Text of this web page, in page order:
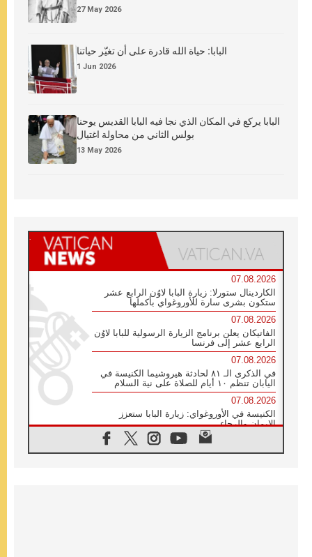
27 May 2026
البابا: حياة الله قادرة على أن تغيّر حياتنا
1 Jun 2026
البابا يركع في المكان الذي نجا فيه البابا القديس يوحنا
بولس الثاني من محاولة اغتيال
13 May 2026
07.08.2026
الكاردينال ستورلا: زيارة البابا لاوُن الرابع عشر
ستكون بشرى سارة للأوروغواي بأكملها
07.08.2026
الفاتيكان يعلن برنامج الزيارة الرسولية للبابا لاوُن
الرابع عشر إلى فرنسا
07.08.2026
في الذكرى الـ ٨١ لحادثة هيروشيما الكنيسة في
اليابان تنظم ١٠ أيام للصلاة على نية السلام
07.08.2026
الكنيسة في الأوروغواي: زيارة البابا ستعزز
الإيمان والرجاء
الاجتماع الشهري للمطارنة الموارنة